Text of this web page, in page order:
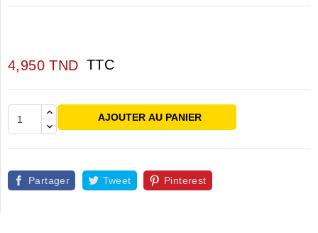
4,950 TND TTC
AJOUTER AU PANIER
Partager Tweet Pinterest